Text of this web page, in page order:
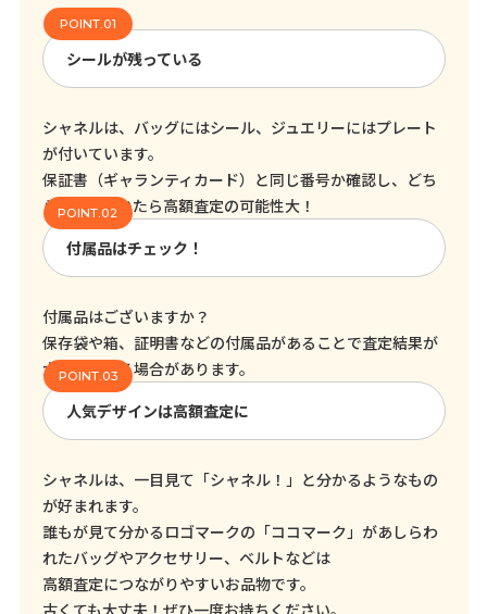
シールが残っている
シャネルは、バッグにはシール、ジュエリーにはプレート
が付いています。
保証書（ギャランティカード）と同じ番号か確認し、どち
らも残っていたら高額査定の可能性大！
付属品はチェック！
付属品はございますか？
保存袋や箱、証明書などの付属品があることで査定結果が
大きく変わる場合があります。
人気デザインは高額査定に
シャネルは、一目見て「シャネル！」と分かるようなもの
が好まれます。
誰もが見て分かるロゴマークの「ココマーク」があしらわ
れたバッグやアクセサリー、ベルトなどは
高額査定につながりやすいお品物です。
古くても大丈夫！ぜひ一度お持ちください。